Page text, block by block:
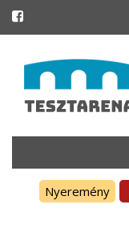
to
content
Nyeremény